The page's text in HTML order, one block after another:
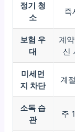
정기 청
소
즉
보험 우
대
계
신
미세먼
지 차단
계
소독 습
관
주